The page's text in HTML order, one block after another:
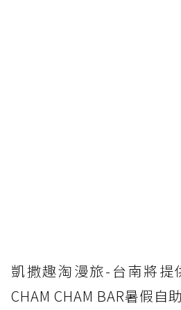
凱撒趣淘漫旅-台南將提
CHAM CHAM BAR暑假自